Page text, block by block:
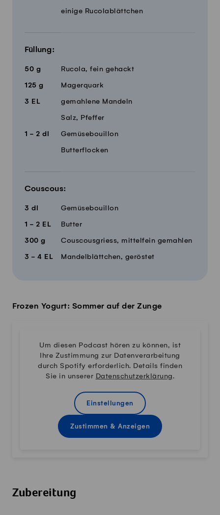
einige Rucolablättchen
Füllung:
50 g Rucola, fein gehackt
125 g Magerquark
3 EL gemahlene Mandeln
Salz, Pfeffer
1 - 2 dl Gemüsebouillon
Butterflocken
Couscous:
3 dl Gemüsebouillon
1 - 2 EL Butter
300 g Couscousgriess, mittelfein gemahlen
3 - 4 EL Mandelblättchen, geröstet
Frozen Yogurt: Sommer auf der Zunge
Um diesen Podcast hören zu können, ist
Ihre Zustimmung zur Datenverarbeitung
durch Spotify erforderlich. Details finden
Sie in unserer Datenschutzerklärung.
Einstellungen
Zustimmen & Anzeigen
Zubereitung